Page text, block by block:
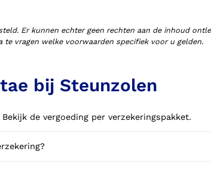
Er kunnen echter geen rechten aan de inhoud
te vragen welke voorwaarden specifiek voor u gelden.
bij Steunzolen
de vergoeding per verzekeringspakket.